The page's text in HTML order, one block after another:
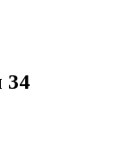
34